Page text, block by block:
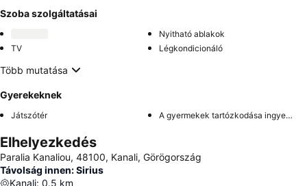
Szoba szolgáltatásai
Nyitható ablakok
TV
Légkondicionáló
Több mutatása
Gyerekeknek
Játszótér A gyermekek tartózkodása ingyenes
Elhelyezkedés
Paralia Kanaliou, 48100, Kanali, Görögország
Távolság innen: Sirius
Kanali: 0.5 km